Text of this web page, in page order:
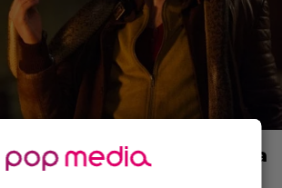
-stara Daniel Radcliffesta
voittajan tähdittämään